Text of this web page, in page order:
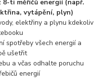
8-ti měřičů energií (např.
vytápění, plyn)
elektřiny a plynu kdekoliv
spotřeby všech energií a
ušetřit
a včas odhalte poruchu
energií